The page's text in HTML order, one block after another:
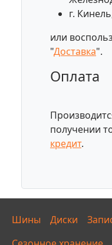
г.
или
"Доставка".
Оплата
получении
кредит.
Шины Диски